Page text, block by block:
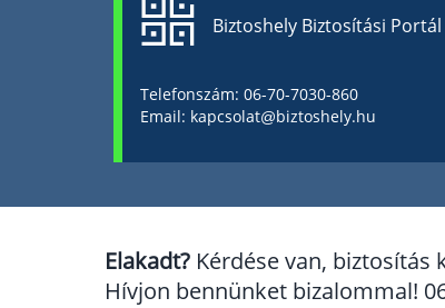
Biztoshely Biztosítási Portál
Telefonszám: 06-70-7030-860
Email: kapcsolat@biztoshely.hu
Elakadt? Kérdése van, biztosítás
Hívjon bennünket bizalommal!